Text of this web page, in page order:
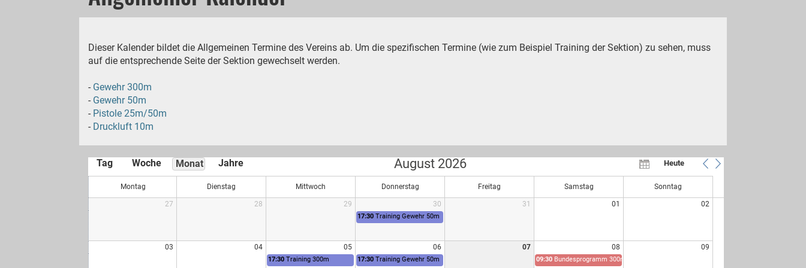
Dieser Kalender bildet die Allgemeinen Termine des Vereins ab. Um die spezifischen Termine (wie zum Beispiel Training der Sektion) zu sehen, muss
auf die entsprechende Seite der Sektion gewechselt werden.
- Gewehr 300m
- Gewehr 50m
- Pistole 25m/50m
- Druckluft 10m
Heute
August 2026
Tag Woche Monat Jahre
Montag Dienstag Mittwoch Donnerstag Freitag Samstag Sonntag
27 28 29 30 31 01 02
03 04 05 06 07 08 09
17:30 Training Gewehr 50m
17:30 Training 300m
17:30 Training Gewehr 50m
09:30 Bundesprogramm 300m und Pistole